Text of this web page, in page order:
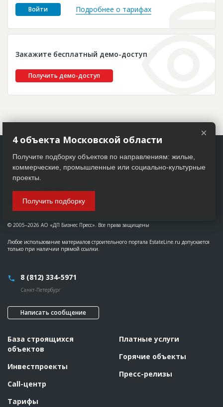
Пресс-релизы
Войти Подробнее о тарифах
Закажите бесплатный демо-доступ
Получить демо-доступ
© 2005–2026 АО «ДП Бизнес Пресс». Все права защищены
Любое использование материалов строительного портала EstateLine.ru допускается
только при наличии прямой ссылки.
8 (812) 334-5971
Санкт-Петербург
Написать сообщение
База строящихся
объектов
Инвестпроекты
Call-центр
Тарифы
Платные услуги
Горячие объекты
Пресс-релизы
×
4 объекта Московской области
Получите подборку объектов по направлениям: жилые,
коммерческие, промышленные или социально-культурные
проекты.
Получить подборку